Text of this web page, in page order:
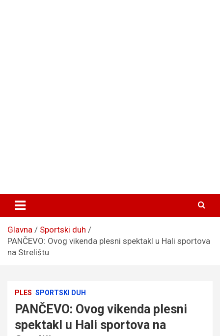
Glavna
Sportski duh
PANČEVO: Ovog vikenda plesni spektakl u Hali sportova
na Strelištu
PLES SPORTSKI DUH
PANČEVO: Ovog vikenda plesni
spektakl u Hali sportova na